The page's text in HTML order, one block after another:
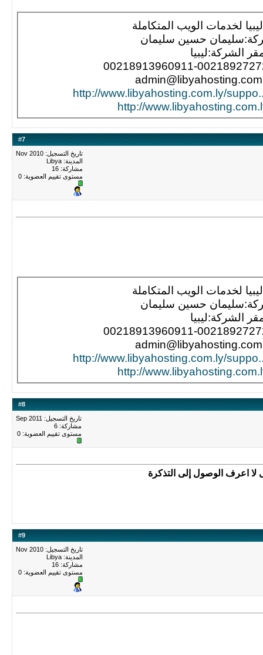
لخدمات الويب المتكاملة
حسين سليمان
الشركة:ليبيا
http://
#7
تاريخ التسجيل: Nov 2010
المدينة: Libya
مشاركة: 16
مستوى تقييم العضوية: 0
لخدمات الويب المتكاملة
حسين سليمان
الشركة:ليبيا
http://
#8
تاريخ التسجيل: Sep 2011
مشاركة: 6
مستوى تقييم العضوية: 0
لا اعرف الوصول إلى التذكرة
#9
تاريخ التسجيل: Nov 2010
المدينة: Libya
مشاركة: 16
مستوى تقييم العضوية: 0